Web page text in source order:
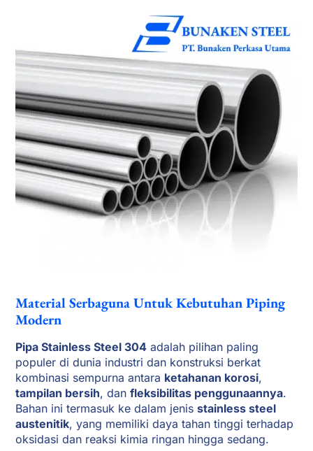
Material Serbaguna Untuk Kebutuhan Piping
Modern
Pipa Stainless Steel 304 adalah pilihan paling
populer di dunia industri dan konstruksi berkat
kombinasi sempurna antara ketahanan korosi,
tampilan bersih, danfleksibilitas penggunaannya.
Bahan ini termasuk ke dalam jenisstainless steel
austenitik, yang memiliki daya tahan tinggi terhadap
oksidasi dan reaksi kimia ringan hingga sedang.